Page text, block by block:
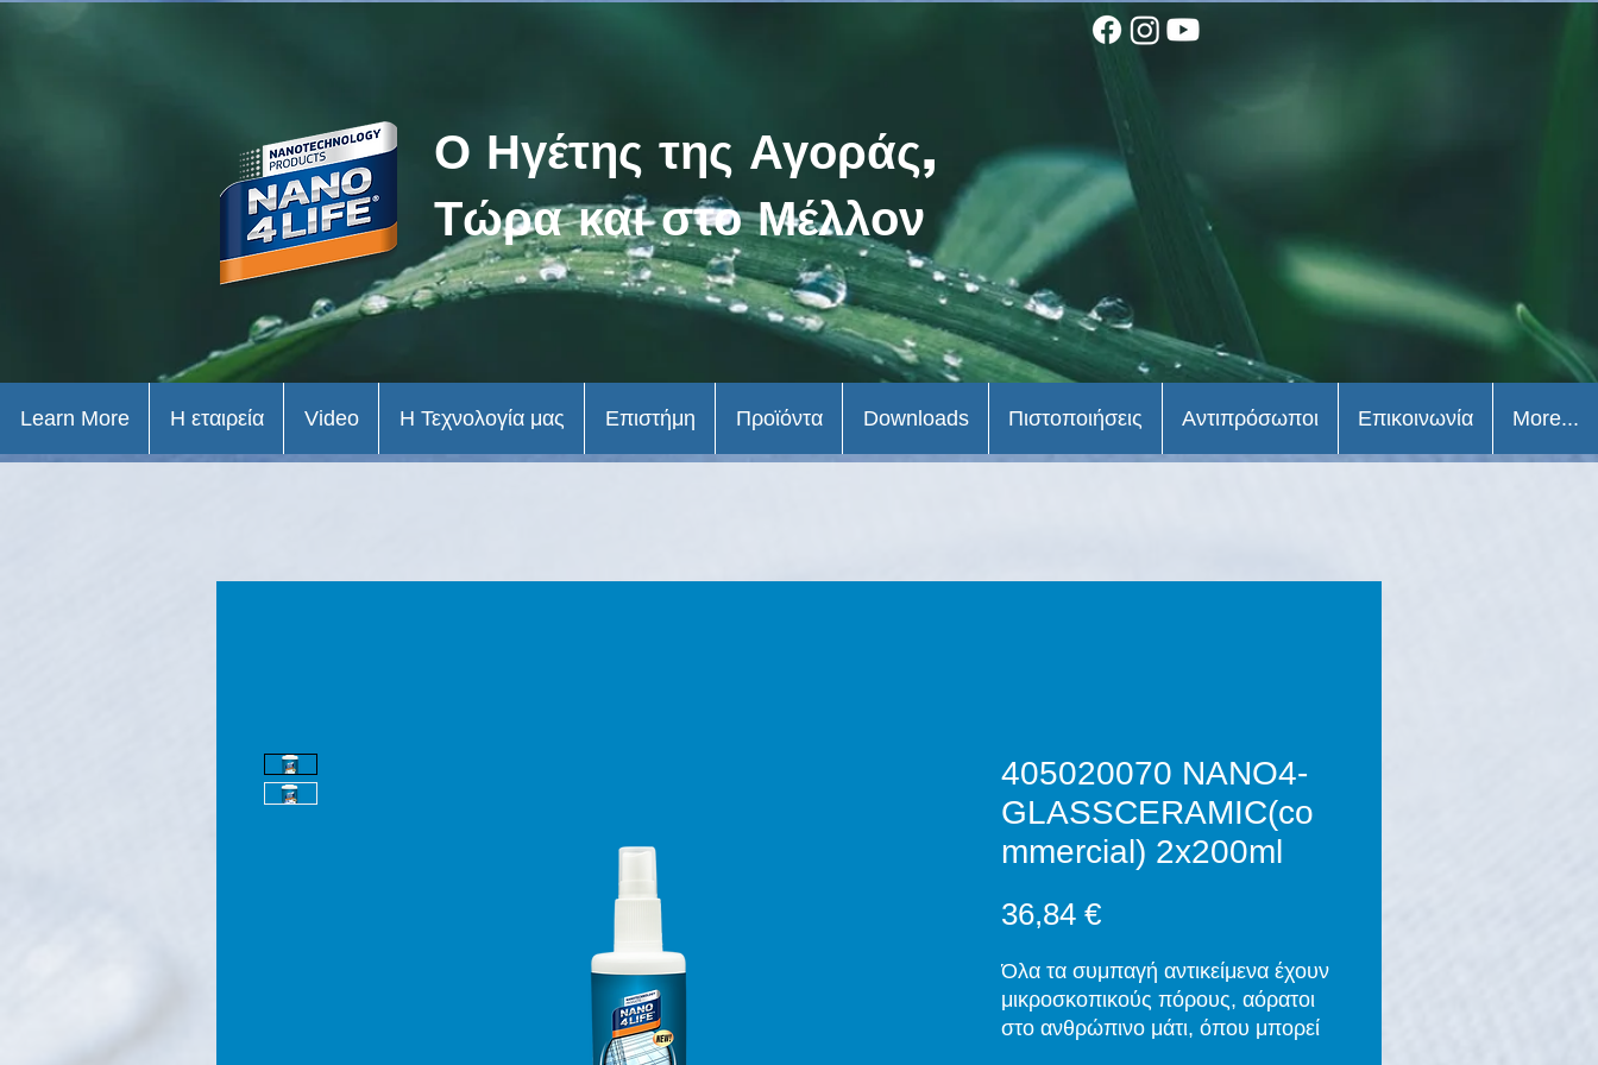
Ο Ηγέτης της Αγοράς,
Τώρα και στο Μέλλον
405020070 NANO4-
GLASSCERAMIC(co
mmercial) 2x200ml
36,84 €Τιμή
Όλα τα συμπαγή αντικείμενα έχουν
μικροσκοπικούς πόρους, αόρατοι
στο ανθρώπινο μάτι, όπου μπορεί
Learn More Η εταιρεία Video Η Τεχνολογία μας Επιστήμη Προϊόντα Downloads Πιστοποιήσεις Αντιπρόσωποι Επικοινωνία More...